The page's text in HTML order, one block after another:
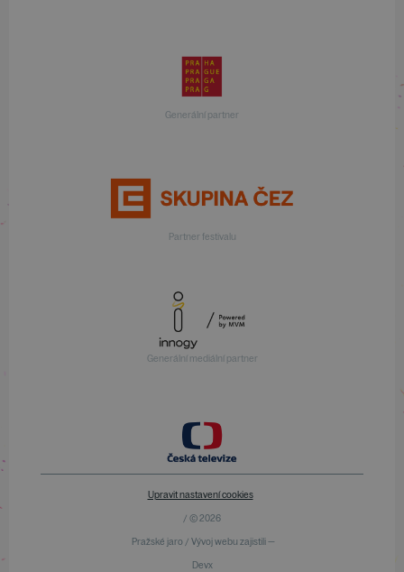
Generální partner
Partner festivalu
Generální mediální partner
Upravit nastavení cookies
/ © 2026
Pražské jaro / Vývoj webu zajistili —
Devx